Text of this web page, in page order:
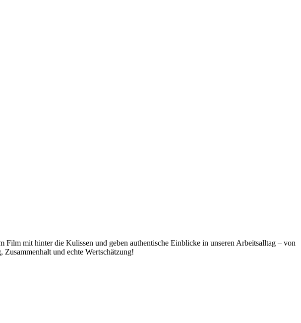
mit hinter die Kulissen und geben authentische Einblicke in unseren Arbeitsalltag – von
und echte Wertschätzung!